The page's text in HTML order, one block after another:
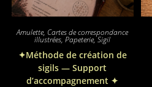
Amulette, Cartes de correspondance
illustrées,Papeterie,Sigil
✦Méthode de création de
sigils — Support
d’accompagnement ✦